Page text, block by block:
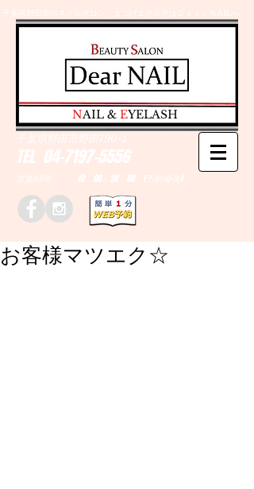
千葉県野田市のネイルサロン、まつげエクステはＤｅａｒＮAILへ
TEL 04-7197-5556
営業時間 10：00～20：00 (予約優先)
千葉県野田市野田790-1
​NAIL & EYELASH
お客様マツエク☆